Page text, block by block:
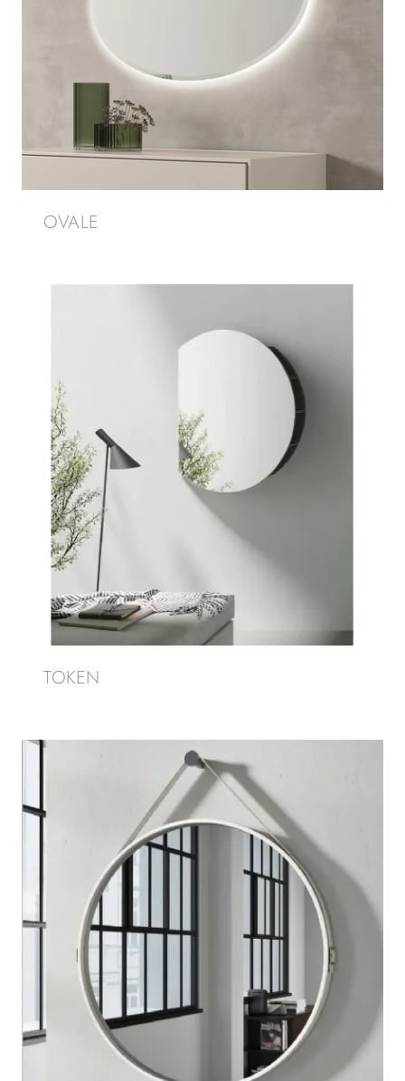
OVALE
TOKEN